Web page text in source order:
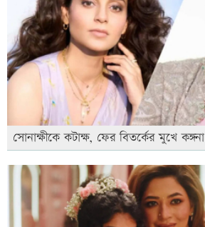
সোনাক্ষীকে কটাক্ষ, ফের বিতর্কের মুখে কঙ্গনা